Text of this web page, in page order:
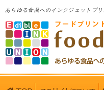
あらゆる食品へのインクジェットプ